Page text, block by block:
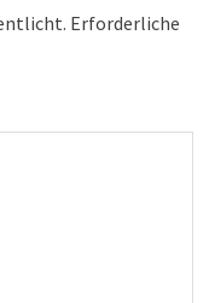
Erforderliche